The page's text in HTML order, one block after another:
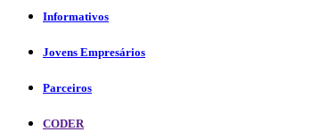
Informativos
Jovens Empresários
Parceiros
CODER